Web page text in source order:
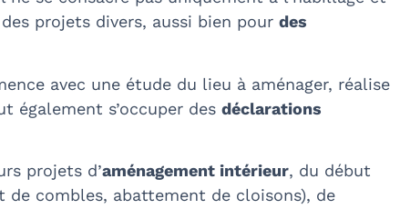
projets divers, aussi bien pour des
avec une étude du lieu à aménager, réalise
également s’occuper des déclarations
projets d’aménagement intérieur, du début
de combles, abattement de cloisons), de